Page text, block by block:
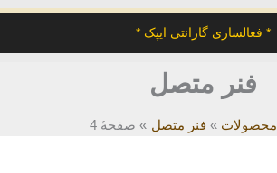
* فعالسازی گارانتی ایپک *
فنر متصل
محصولات فنر متصل صفحهٔ 4